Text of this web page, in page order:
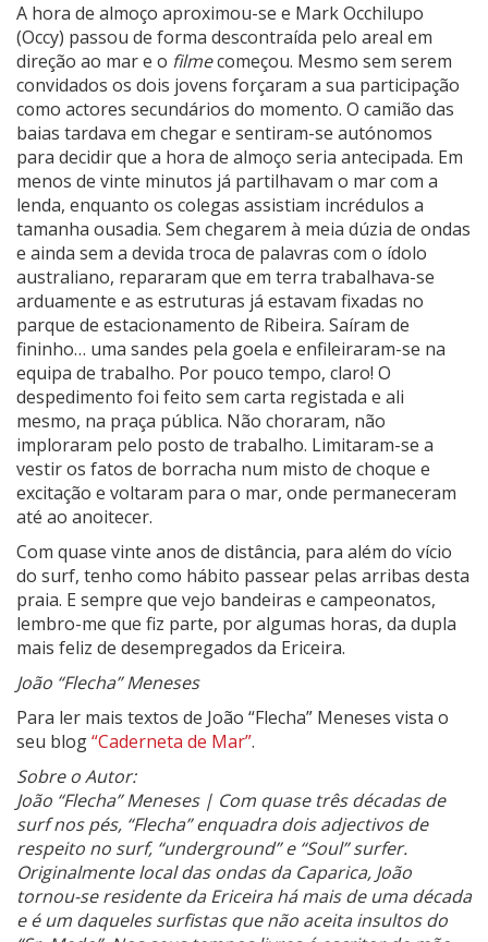
A hora de almoço aproximou-se e Mark Occhilupo
(Occy) passou de forma descontraída pelo areal em
direção ao mar e o filmecomeçou. Mesmo sem serem
convidados os dois jovens forçaram a sua participação
como actores secundários do momento. O camião das
baias tardava em chegar e sentiram-se autónomos
para decidir que a hora de almoço seria antecipada. Em
menos de vinte minutos já partilhavam o mar com a
lenda, enquanto os colegas assistiam incrédulos a
tamanha ousadia. Sem chegarem à meia dúzia de ondas
e ainda sem a devida troca de palavras com o ídolo
australiano, repararam que em terra trabalhava-se
arduamente e as estruturas já estavam fixadas no
parque de estacionamento de Ribeira. Saíram de
fininho… uma sandes pela goela e enfileiraram-se na
equipa de trabalho. Por pouco tempo, claro! O
despedimento foi feito sem carta registada e ali
mesmo, na praça pública. Não choraram, não
imploraram pelo posto de trabalho. Limitaram-se a
vestir os fatos de borracha num misto de choque e
excitação e voltaram para o mar, onde permaneceram
até ao anoitecer.
Com quase vinte anos de distância, para além do vício
do surf, tenho como hábito passear pelas arribas desta
praia. E sempre que vejo bandeiras e campeonatos,
lembro-me que fiz parte, por algumas horas, da dupla
mais feliz de desempregados da Ericeira.
João “Flecha” Meneses
Para ler mais textos de João “Flecha” Meneses vista o
seu blog“Caderneta de Mar”.
Sobre o Autor:
João “Flecha” Meneses | Com quase três décadas de
surf nos pés, “Flecha” enquadra dois adjectivos de
respeito no surf, “underground” e “Soul” surfer.
Originalmente local das ondas da Caparica, João
tornou-se residente da Ericeira há mais de uma década
e é um daqueles surfistas que não aceita insultos do